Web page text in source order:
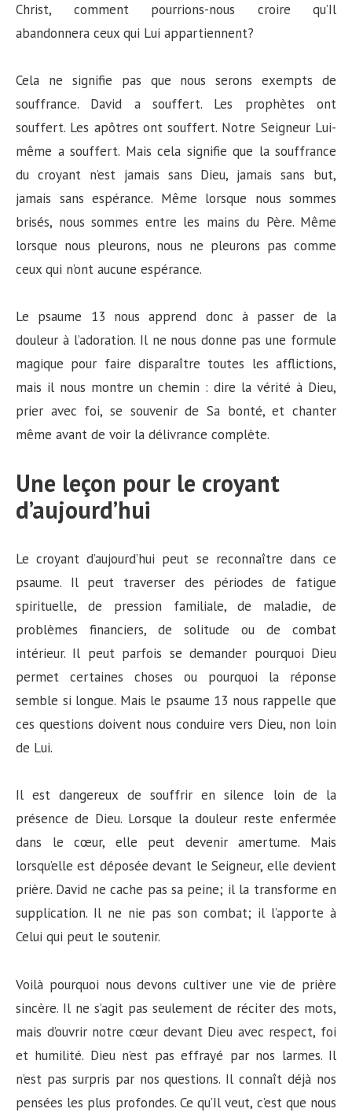
Christ, comment pourrions-nous croire qu’Il
abandonnera ceux qui Lui appartiennent?
Cela ne signifie pas que nous serons exempts de
souffrance. David a souffert. Les prophètes ont
souffert. Les apôtres ont souffert. Notre Seigneur Lui-
même a souffert. Mais cela signifie que la souffrance
du croyant n’est jamais sans Dieu, jamais sans but,
jamais sans espérance. Même lorsque nous sommes
brisés, nous sommes entre les mains du Père. Même
lorsque nous pleurons, nous ne pleurons pas comme
ceux qui n’ont aucune espérance.
Le psaume 13 nous apprend donc à passer de la
douleur à l’adoration. Il ne nous donne pas une formule
magique pour faire disparaître toutes les afflictions,
mais il nous montre un chemin : dire la vérité à Dieu,
prier avec foi, se souvenir de Sa bonté, et chanter
même avant de voir la délivrance complète.
Une leçon pour le croyant
d’aujourd’hui
Le croyant d’aujourd’hui peut se reconnaître dans ce
psaume. Il peut traverser des périodes de fatigue
spirituelle, de pression familiale, de maladie, de
problèmes financiers, de solitude ou de combat
intérieur. Il peut parfois se demander pourquoi Dieu
permet certaines choses ou pourquoi la réponse
semble si longue. Mais le psaume 13 nous rappelle que
ces questions doivent nous conduire vers Dieu, non loin
de Lui.
Il est dangereux de souffrir en silence loin de la
présence de Dieu. Lorsque la douleur reste enfermée
dans le cœur, elle peut devenir amertume. Mais
lorsqu’elle est déposée devant le Seigneur, elle devient
prière. David ne cache pas sa peine; il la transforme en
supplication. Il ne nie pas son combat; il l’apporte à
Celui qui peut le soutenir.
Voilà pourquoi nous devons cultiver une vie de prière
sincère. Il ne s’agit pas seulement de réciter des mots,
mais d’ouvrir notre cœur devant Dieu avec respect, foi
et humilité. Dieu n’est pas effrayé par nos larmes. Il
n’est pas surpris par nos questions. Il connaît déjà nos
pensées les plus profondes. Ce qu’Il veut, c’est que nous